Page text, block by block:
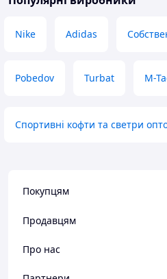
Nike Adidas
Pobedov Turbat M-
Спортивні кофти та светри
Покупцям
Продавцям
Про нас